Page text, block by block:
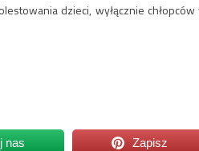
dzieci, wyłącznie chłopców
nas Zapisz